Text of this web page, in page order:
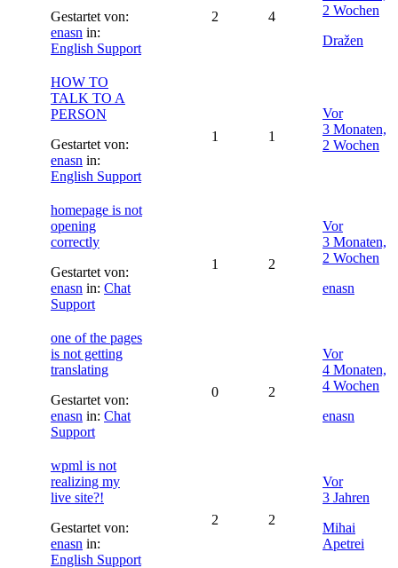
Gestartet von:
enasn in:
English Support
2 4
2 Wochen
Dražen
HOW TO
TALK TO A
PERSON
Gestartet von:
enasn in:
English Support
1 1
Vor
3 Monaten,
2 Wochen
homepage is not
opening
correctly
Gestartet von:
enasn in: Chat
Support
1 2
Vor
3 Monaten,
2 Wochen
enasn
one of the pages
is not getting
translating
Gestartet von:
enasn in: Chat
Support
0 2
Vor
4 Monaten,
4 Wochen
enasn
wpml is not
realizing my
live site?!
Gestartet von:
enasn in:
English Support
2 2
Vor
3 Jahren
Mihai
Apetrei